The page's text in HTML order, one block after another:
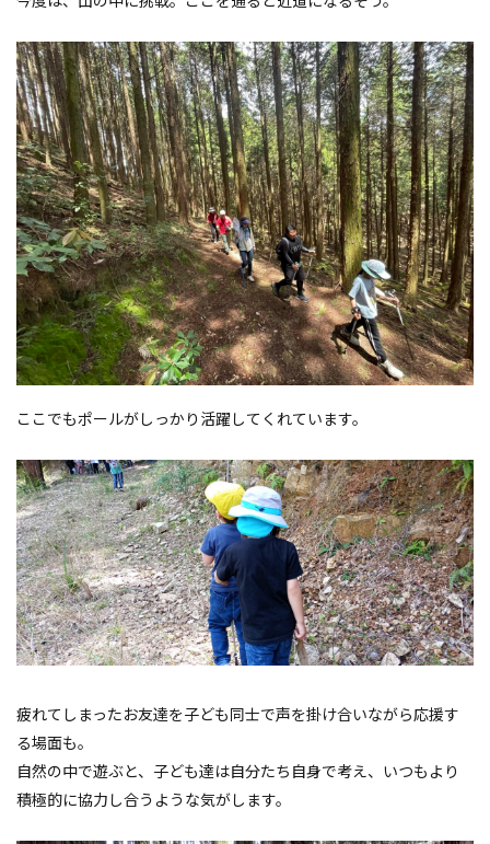
ここでもポールがしっかり活躍してくれています。
疲れてしまったお友達を子ども同士で声を掛け合いながら応援す
る場面も。
自然の中で遊ぶと、子ども達は自分たち自身で考え、いつもより
積極的に協力し合うような気がします。